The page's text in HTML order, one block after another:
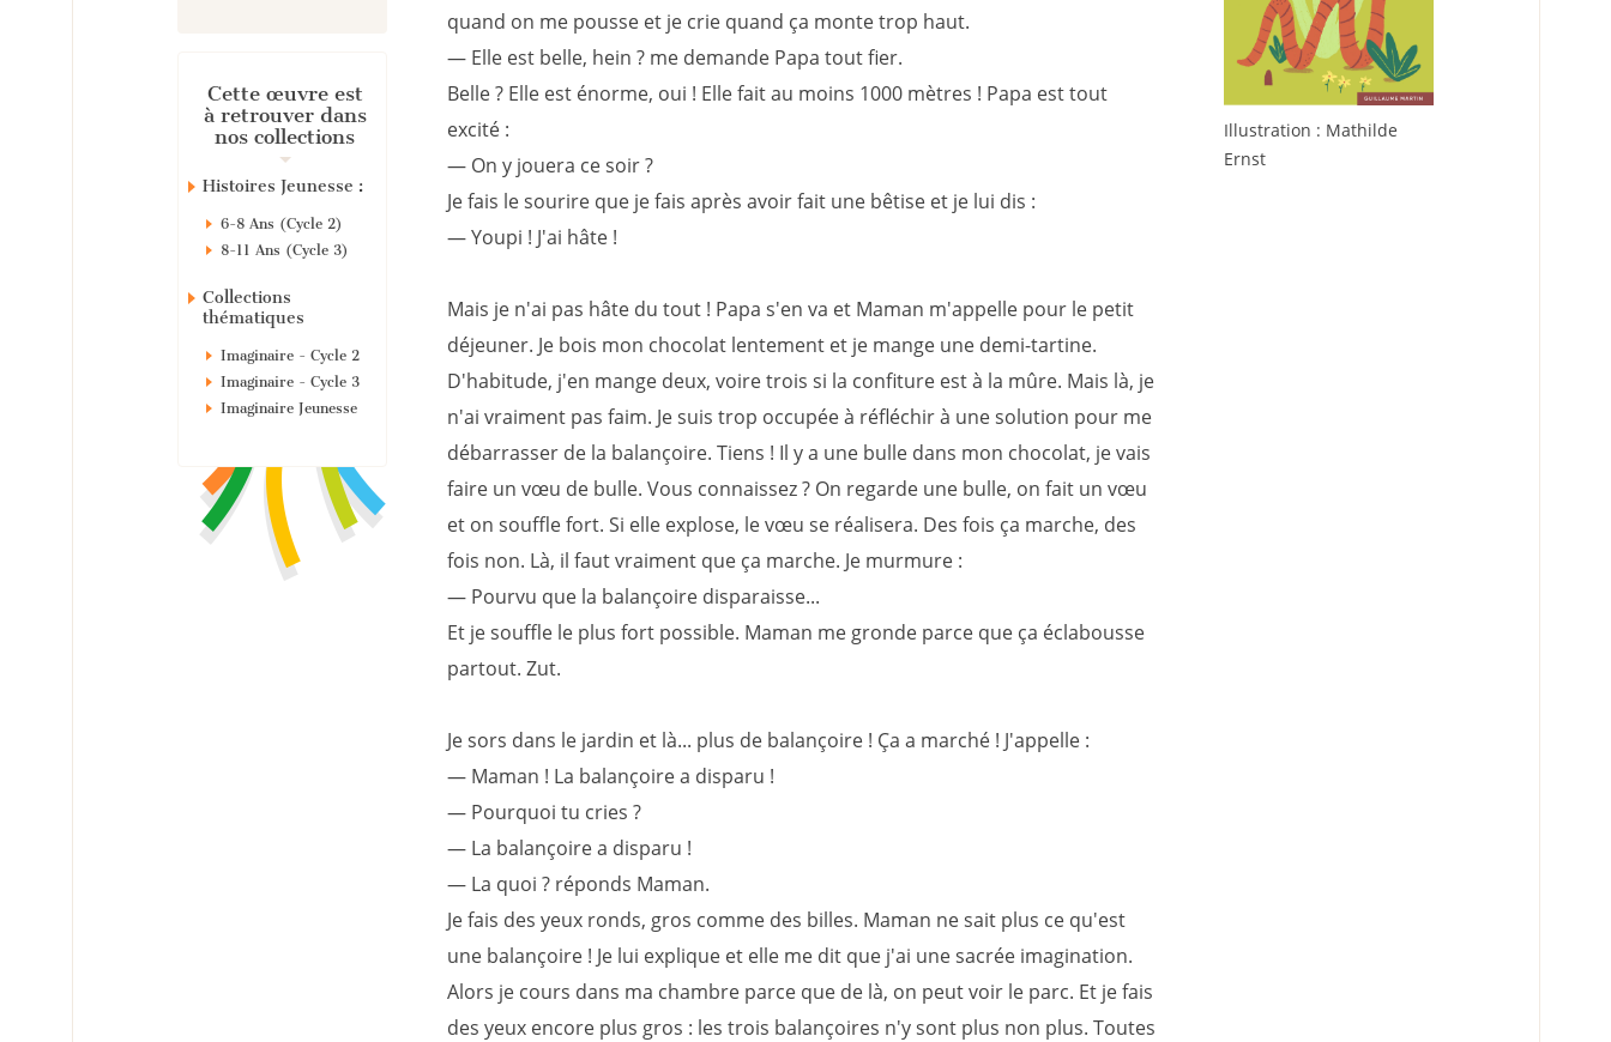
Cette œuvre est
à retrouver dans
nos collections
Histoires Jeunesse :
6-8 Ans (Cycle 2)
8-11 Ans (Cycle 3)
Collections
thématiques
Imaginaire - Cycle 2
Imaginaire - Cycle 3
Imaginaire Jeunesse
quand on me pousse et je crie quand ça monte trop haut.
— Elle est belle, hein ? me demande Papa tout fier.
Belle ? Elle est énorme, oui ! Elle fait au moins 1000 mètres ! Papa est tout
excité :
— On y jouera ce soir ?
Je fais le sourire que je fais après avoir fait une bêtise et je lui dis :
— Youpi ! J'ai hâte !
Mais je n'ai pas hâte du tout ! Papa s'en va et Maman m'appelle pour le petit
déjeuner. Je bois mon chocolat lentement et je mange une demi-tartine.
D'habitude, j'en mange deux, voire trois si la confiture est à la mûre. Mais là, je
n'ai vraiment pas faim. Je suis trop occupée à réfléchir à une solution pour me
débarrasser de la balançoire. Tiens ! Il y a une bulle dans mon chocolat, je vais
faire un vœu de bulle. Vous connaissez ? On regarde une bulle, on fait un vœu
et on souffle fort. Si elle explose, le vœu se réalisera. Des fois ça marche, des
fois non. Là, il faut vraiment que ça marche. Je murmure :
— Pourvu que la balançoire disparaisse...
Et je souffle le plus fort possible. Maman me gronde parce que ça éclabousse
partout. Zut.
Je sors dans le jardin et là... plus de balançoire ! Ça a marché ! J'appelle :
— Maman ! La balançoire a disparu !
— Pourquoi tu cries ?
— La balançoire a disparu !
— La quoi ? réponds Maman.
Je fais des yeux ronds, gros comme des billes. Maman ne sait plus ce qu'est
une balançoire ! Je lui explique et elle me dit que j'ai une sacrée imagination.
Alors je cours dans ma chambre parce que de là, on peut voir le parc. Et je fais
des yeux encore plus gros : les trois balançoires n'y sont plus non plus. Toutes
Illustration : Mathilde
Ernst